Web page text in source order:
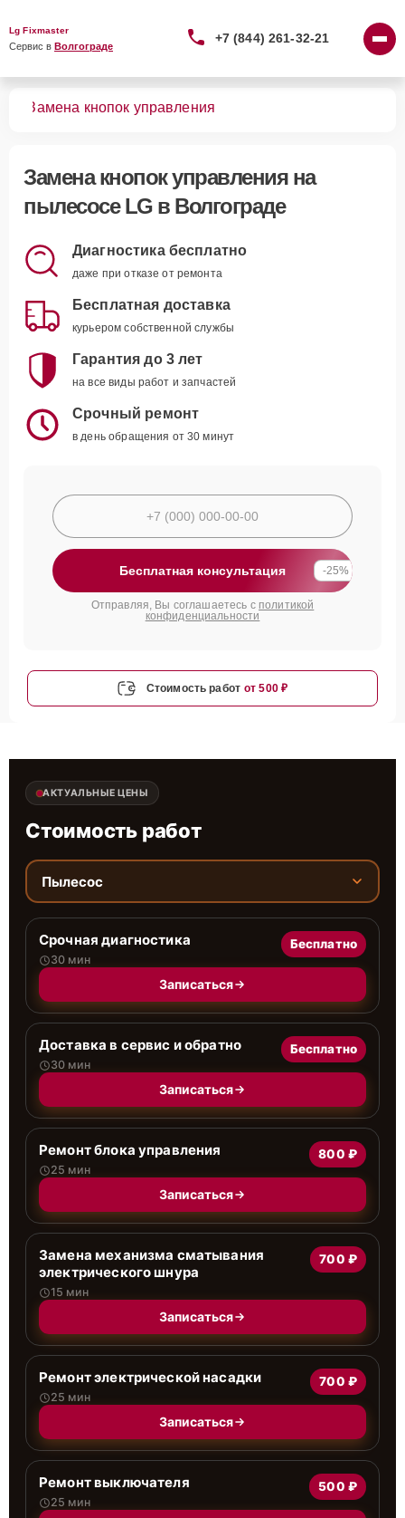
Lg Fixmaster
Сервис в Волгограде
+7 (844) 261-32-21
Замена кнопок управления
Замена кнопок управленияна
пылесосе LG в Волгограде
Диагностика бесплатно
даже при отказе от ремонта
Бесплатная доставка
курьером собственной службы
Гарантия до 3 лет
на все виды работ и запчастей
Срочный ремонт
в день обращения от 30 минут
Бесплатная консультация -25%
Отправляя, Вы соглашаетесь с политикой
конфиденциальности
Стоимость работ от 500 ₽
АКТУАЛЬНЫЕ ЦЕНЫ
Стоимость работ
Пылесос
Срочная диагностика
30 мин
Бесплатно
Записаться
Доставка в сервис и обратно
30 мин
Бесплатно
Записаться
Ремонт блока управления
25 мин
800 ₽
Записаться
Замена механизма сматывания
электрического шнура
15 мин
700 ₽
Записаться
Ремонт электрической насадки
25 мин
700 ₽
Записаться
Ремонт выключателя
25 мин
500 ₽